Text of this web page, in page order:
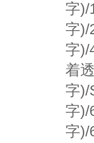
字)/
字)/
字)/
着
字)/
字)/
字)/